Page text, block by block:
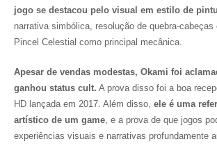
jogo se destacou pelo visual em estilo de
narrativa simbólica, resolução de quebra-
Pincel Celestial como principal mecânica.
Apesar de vendas modestas, Okami foi
ganhou status cult. A prova disso foi a boa
HD lançada em 2017. Além disso, ele é uma
artístico de um game, e a prova de que jogos
experiências visuais e narrativas profundamente